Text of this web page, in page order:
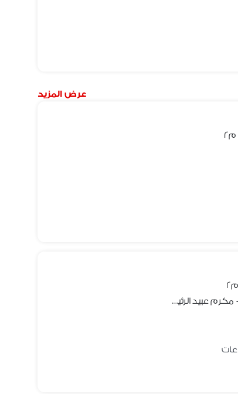
عرض المزيد
للبيع من المالك شقه ١٢٠م مميزة بمدينة نصر – مكرم عبيد الرئيسي